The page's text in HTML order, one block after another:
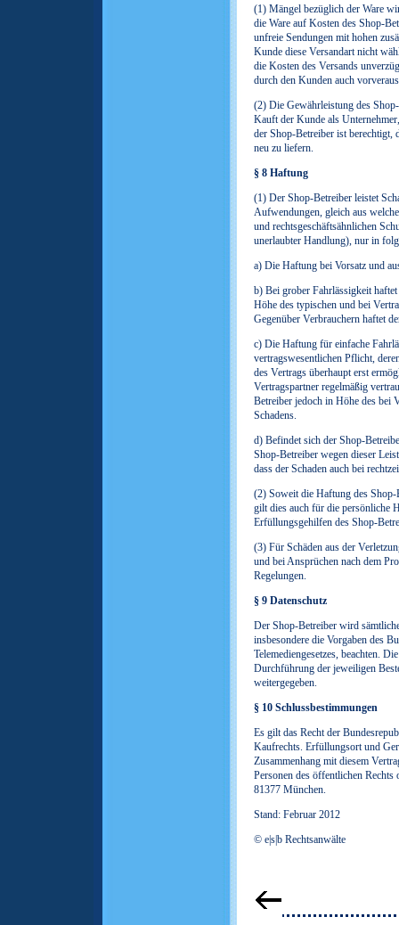
(1) Mängel bezüglich der Ware
die Ware auf Kosten des Shop-
unfreie Sendungen mit hohen
Kunde diese Versandart nicht
die Kosten des Versands
durch den Kunden auch
(2) Die Gewährleistung des
Kauft der Kunde als
der Shop-Betreiber ist berechtigt,
neu zu liefern.
§ 8 Haftung
(1) Der Shop-Betreiber leistet
Aufwendungen, gleich aus
und rechtsgeschäftsähnlichen
unerlaubter Handlung), nur in
a) Die Haftung bei Vorsatz und
b) Bei grober Fahrlässigkeit
Höhe des typischen und bei
Gegenüber Verbrauchern haftet
c) Die Haftung für einfache
vertragswesentlichen Pflicht,
des Vertrags überhaupt erst
Vertragspartner regelmäßig
Betreiber jedoch in Höhe des bei
Schadens.
d) Befindet sich der Shop-
Shop-Betreiber wegen dieser
dass der Schaden auch bei
(2) Soweit die Haftung des Shop-
gilt dies auch für die persönliche
Erfüllungsgehilfen des Shop-
(3) Für Schäden aus der
und bei Ansprüchen nach dem
Regelungen.
§ 9 Datenschutz
Der Shop-Betreiber wird
insbesondere die Vorgaben des
Telemediengesetzes, beachten.
Durchführung der jeweiligen
weitergegeben.
§ 10 Schlussbestimmungen
Es gilt das Recht der
Kaufrechts. Erfüllungsort und
Zusammenhang mit diesem
Personen des öffentlichen
81377 München.
Stand: Februar 2012
© e|s|b Rechtsanwälte